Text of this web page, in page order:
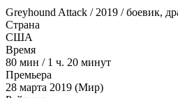
Greyhound Attack / 2019 / боевик,
Страна
США
Время
80 мин / 1 ч. 20 минут
Премьера
28 марта 2019 (Мир)